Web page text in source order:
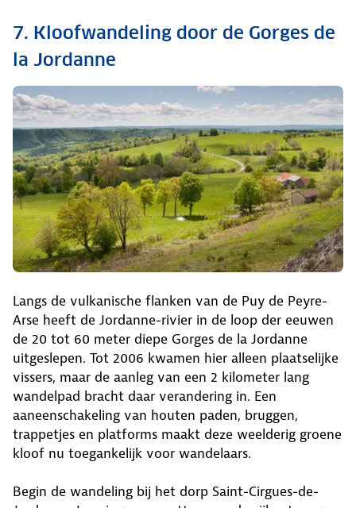
7. Kloofwandeling door de Gorges de
la Jordanne
Langs de vulkanische flanken van de Puy de Peyre-
Arse heeft de Jordanne-rivier in de loop der eeuwen
de 20 tot 60 meter diepe Gorges de la Jordanne
uitgeslepen. Tot 2006 kwamen hier alleen plaatselijke
vissers, maar de aanleg van een 2 kilometer lang
wandelpad bracht daar verandering in. Een
aaneenschakeling van houten paden, bruggen,
trappetjes en platforms maakt deze weelderig groene
kloof nu toegankelijk voor wandelaars.
Begin de wandeling bij het dorp Saint-Cirgues-de-